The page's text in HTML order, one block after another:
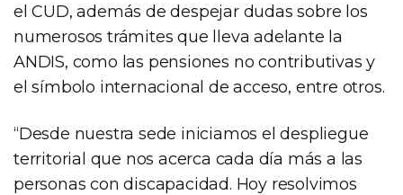
el CUD, además de despejar dudas sobre los
numerosos trámites que lleva adelante la
ANDIS, como las pensiones no contributivas y
el símbolo internacional de acceso, entre otros.
“Desde nuestra sede iniciamos el despliegue
territorial que nos acerca cada día más a las
personas con discapacidad. Hoy resolvimos